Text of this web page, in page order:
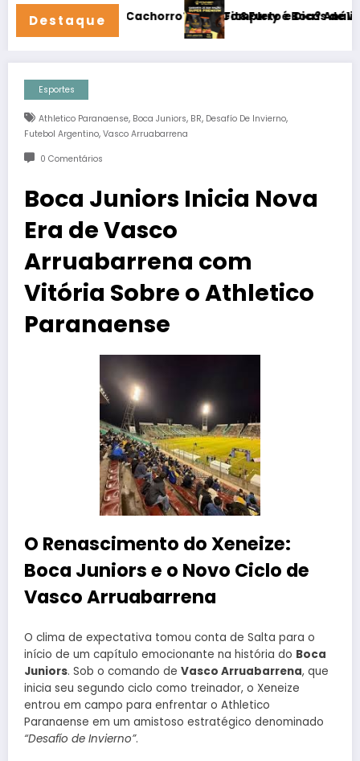
Destaque
seu Cachorro? Guia Completo e Dicas de Veterinário
Fit&Furry é Boa? Análise Completa +
Esportes
Athletico Paranaense, Boca Juniors, BR, Desafío De Invierno,
Futebol Argentino, Vasco Arruabarrena
0 Comentários
Boca Juniors Inicia Nova
Era de Vasco
Arruabarrena com
Vitória Sobre o Athletico
Paranaense
O Renascimento do Xeneize:
Boca Juniors e o Novo Ciclo de
Vasco Arruabarrena
O clima de expectativa tomou conta de Salta para o
início de um capítulo emocionante na história do Boca
Juniors. Sob o comando de Vasco Arruabarrena, que
inicia seu segundo ciclo como treinador, o Xeneize
entrou em campo para enfrentar o Athletico
Paranaense em um amistoso estratégico denominado
“Desafío de Invierno”.